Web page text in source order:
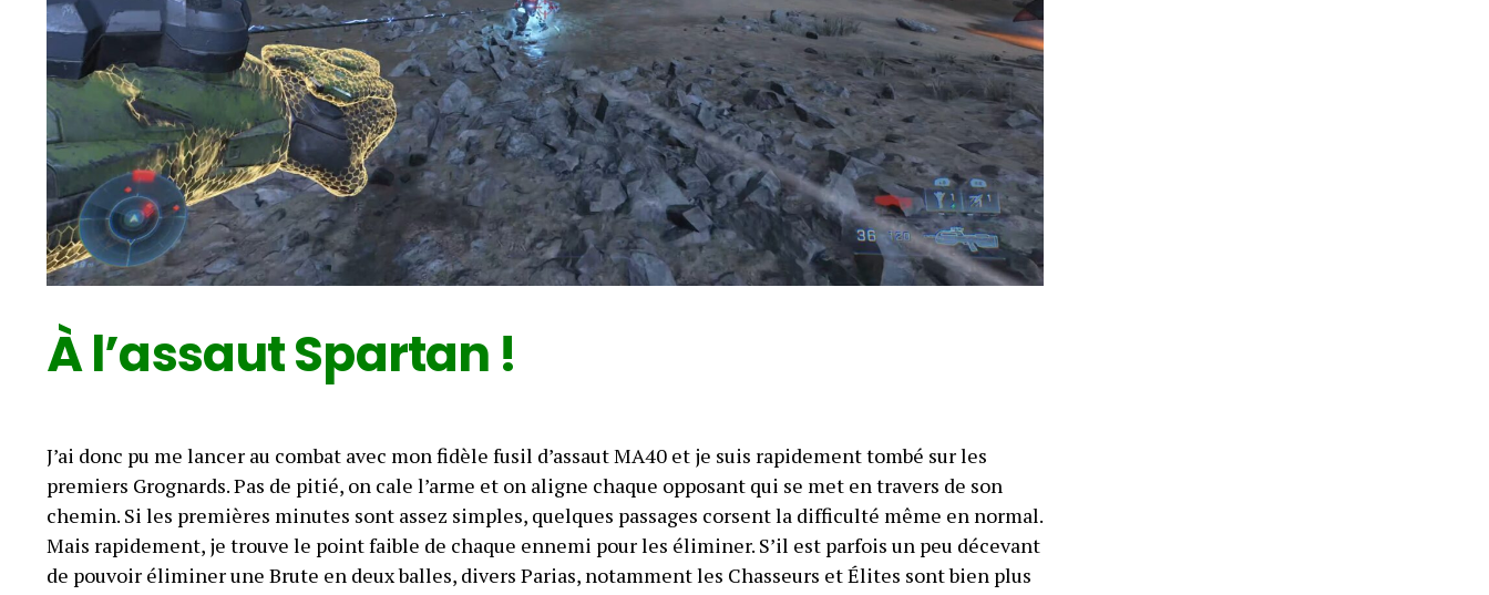
Àl’assaut Spartan !
J’ai donc pu me lancer au combat avec mon fidèle fusil d’assaut MA40 et je suis rapidement tombé sur les
premiers Grognards. Pas de pitié, on cale l’arme et on aligne chaque opposant qui se met en travers de son
chemin. Si les premières minutes sont assez simples, quelques passages corsent la difficulté même en normal.
Mais rapidement, je trouve le point faible de chaque ennemi pour les éliminer. S’il est parfois un peu décevant
de pouvoir éliminer une Brute en deux balles, divers Parias, notamment les Chasseurs et Élites sont bien plus